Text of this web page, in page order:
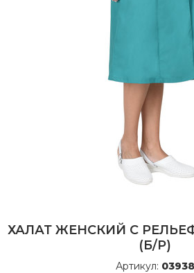
ХАЛАТ ЖЕНСКИЙ С
(Б/Р)
Артикул: 03938